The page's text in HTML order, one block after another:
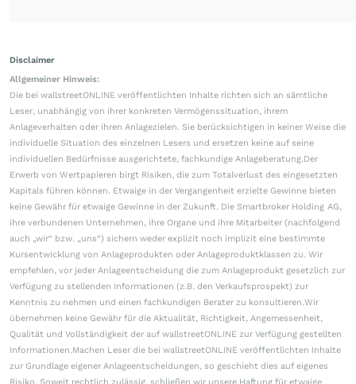
Disclaimer
Allgemeiner Hinweis:
Die bei wallstreetONLINE veröffentlichten Inhalte richten sich an sämtliche
Leser, unabhängig von ihrer konkreten Vermögenssituation, ihrem
Anlageverhalten oder ihren Anlagezielen. Sie berücksichtigen in keiner Weise die
individuelle Situation des einzelnen Lesers und ersetzen keine auf seine
individuellen Bedürfnisse ausgerichtete, fachkundige Anlageberatung.Der
Erwerb von Wertpapieren birgt Risiken, die zum Totalverlust des eingesetzten
Kapitals führen können. Etwaige in der Vergangenheit erzielte Gewinne bieten
keine Gewähr für etwaige Gewinne in der Zukunft. Die Smartbroker Holding AG,
ihre verbundenen Unternehmen, ihre Organe und ihre Mitarbeiter (nachfolgend
auch „wir“ bzw. „uns“) sichern weder explizit noch implizit eine bestimmte
Kursentwicklung von Anlageprodukten oder Anlageproduktklassen zu. Wir
empfehlen, vor jeder Anlageentscheidung die zum Anlageprodukt gesetzlich zur
Verfügung zu stellenden Informationen (z.B. den Verkaufsprospekt) zur
Kenntnis zu nehmen und einen fachkundigen Berater zu konsultieren.Wir
übernehmen keine Gewähr für die Aktualität, Richtigkeit, Angemessenheit,
Qualität und Vollständigkeit der auf wallstreetONLINE zur Verfügung gestellten
Informationen.Machen Leser die bei wallstreetONLINE veröffentlichten Inhalte
zur Grundlage eigener Anlageentscheidungen, so geschieht dies auf eigenes